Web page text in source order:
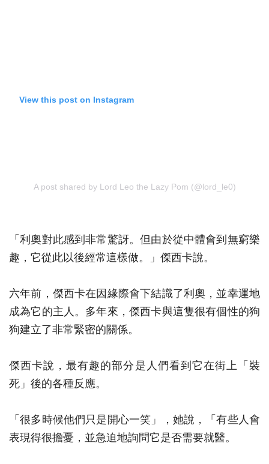
View this post on Instagram
A post shared by Lord Leo the Lazy Pom (@lord_le0)
「利奧對此感到非常驚訝。但由於從中體會到無窮樂
趣，它從此以後經常這樣做。」傑西卡說。
六年前，傑西卡在因緣際會下結識了利奧，並幸運地
成為它的主人。多年來，傑西卡與這隻很有個性的狗
狗建立了非常緊密的關係。
傑西卡說，最有趣的部分是人們看到它在街上「裝
死」後的各種反應。
「很多時候他們只是開心一笑」，她說，「有些人會
表現得很擔憂，並急迫地詢問它是否需要就醫。